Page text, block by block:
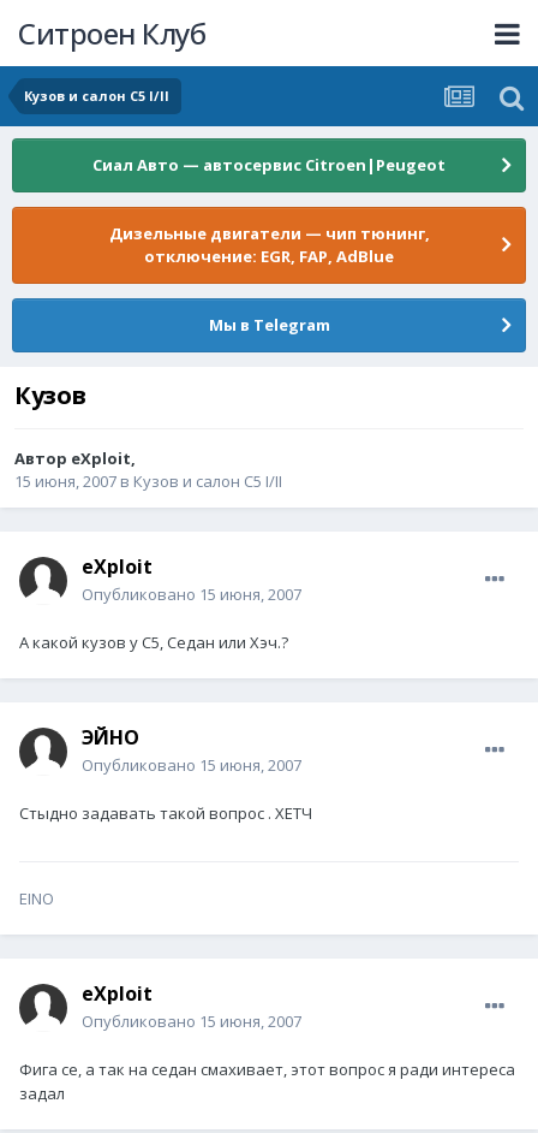
Ситроен Клуб
Кузов и салон C5 I/II
Сиал Авто — автосервис Citroen|Peugeot
Дизельные двигатели — чип тюнинг,
отключение: EGR, FAP, AdBlue
Мы в Telegram
Кузов
Автор eXploit,
15 июня, 2007 в Кузов и салон C5 I/II
eXploit
Опубликовано 15 июня, 2007
А какой кузов у С5, Седан или Хэч.?
ЭЙНО
Опубликовано 15 июня, 2007
Стыдно задавать такой вопрос . ХЕТЧ
EINO
eXploit
Опубликовано 15 июня, 2007
Фига се, а так на седан смахивает, этот вопрос я ради интереса
задал